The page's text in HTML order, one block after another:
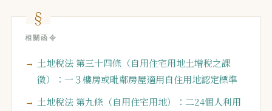
相關函令
土地稅法 第三十四條（自用住宅用地土增稅之課
徵）：一３樓房或毗鄰房屋適用自住用地認定標準
土地稅法 第九條（自用住宅用地）：二24個人利用